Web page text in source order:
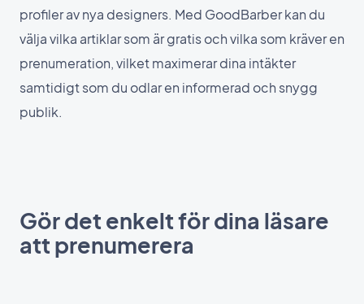
profiler av nya designers. Med GoodBarber kan du
välja vilka artiklar som är gratis och vilka som kräver en
prenumeration, vilket maximerar dina intäkter
samtidigt som du odlar en informerad och snygg
publik.
Gör det enkelt för dina läsare
att prenumerera